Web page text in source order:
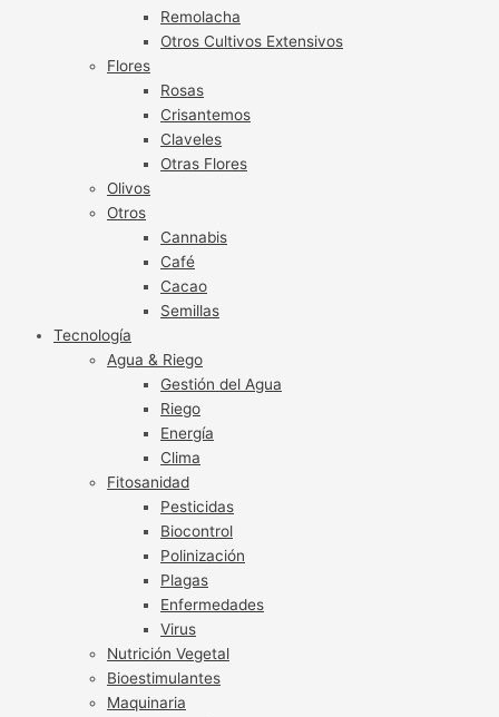
Remolacha
Otros Cultivos Extensivos
Flores
Rosas
Crisantemos
Claveles
Otras Flores
Olivos
Otros
Cannabis
Café
Cacao
Semillas
Tecnología
Agua & Riego
Gestión del Agua
Riego
Energía
Clima
Fitosanidad
Pesticidas
Biocontrol
Polinización
Plagas
Enfermedades
Virus
Nutrición Vegetal
Bioestimulantes
Maquinaria